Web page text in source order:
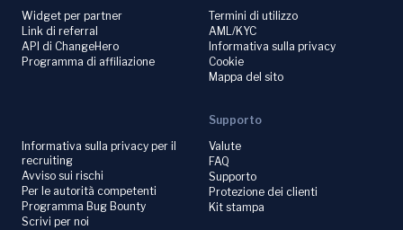
Widget per partner
Link di referral
API di ChangeHero
Programma di affiliazione
Termini di utilizzo
AML/KYC
Informativa sulla privacy
Cookie
Mappa del sito
Informativa sulla privacy per il
recruiting
Avviso sui rischi
Per le autorità competenti
Programma Bug Bounty
Scrivi per noi
Supporto
Valute
FAQ
Supporto
Protezione dei clienti
Kit stampa